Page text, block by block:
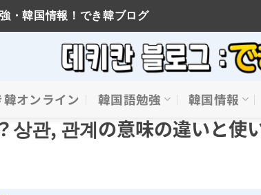
・韓国情報！でき韓ブログ
韓オンライン 韓国語勉強 韓国情報
상관, 관계の意味の違いと使